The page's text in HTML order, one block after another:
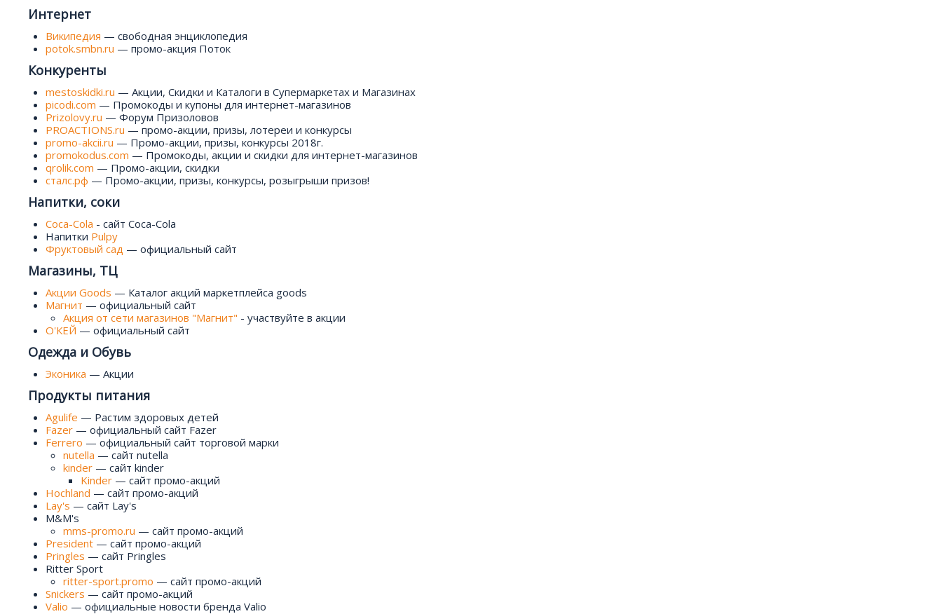
Интернет
Википедия — свободная энциклопедия
potok.smbn.ru — промо-акция Поток
Конкуренты
mestoskidki.ru — Акции, Скидки и Каталоги в Супермаркетах и Магазинах
picodi.com — Промокоды и купоны для интернет-магазинов
Prizolovy.ru — Форум Призоловов
PROACTIONS.ru — промо-акции, призы, лотереи и конкурсы
promo-akcii.ru — Промо-акции, призы, конкурсы 2018г.
promokodus.com — Промокоды, акции и скидки для интернет-магазинов
qrolik.com — Промо-акции, скидки
сталс.рф — Промо-акции, призы, конкурсы, розыгрыши призов!
Напитки, соки
Coca-Cola - сайт Coca-Cola
Напитки Pulpy
Фруктовый сад — официальный сайт
Магазины, ТЦ
Акции Goods — Каталог акций маркетплейса goods
Магнит — официальный сайт
Акция от сети магазинов "Магнит" - участвуйте в акции
О'КЕЙ — официальный сайт
Одежда и Обувь
Эконика — Акции
Продукты питания
Agulife — Растим здоровых детей
Fazer — официальный сайт Fazer
Ferrero — официальный сайт торговой марки
nutella — сайт nutella
kinder — сайт kinder
Kinder — сайт промо-акций
Hochland — сайт промо-акций
Lay's — сайт Lay's
M&M's
mms-promo.ru — сайт промо-акций
President — сайт промо-акций
Pringles — сайт Pringles
Ritter Sport
ritter-sport.promo — сайт промо-акций
Snickers — сайт промо-акций
Valio — официальные новости бренда Valio